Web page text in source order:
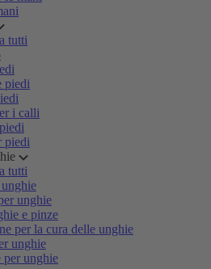
tutti
piedi
i calli
piedi
tutti
unghie
e pinze
per la cura delle unghie
unghie
per unghie